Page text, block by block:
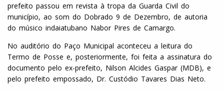
prefeito passou em revista à tropa da Guarda Civil do
município, ao som do Dobrado 9 de Dezembro, de autoria
do músico indaiatubano Nabor Pires de Camargo.
No auditório do Paço Municipal aconteceu a leitura do
Termo de Posse e, posteriormente, foi feita a assinatura do
documento pelo ex-prefeito, Nilson Alcides Gaspar (MDB), e
pelo prefeito empossado, Dr. Custódio Tavares Dias Neto.